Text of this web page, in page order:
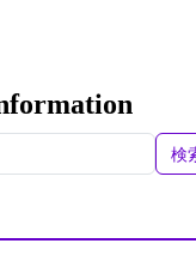
検